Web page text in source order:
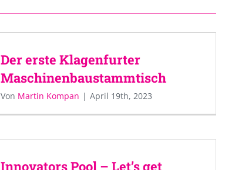
Der erste Klagenfurter
Maschinenbaustammtisch
Von Martin Kompan | April 19th, 2023
Innovators Pool – Let’s get